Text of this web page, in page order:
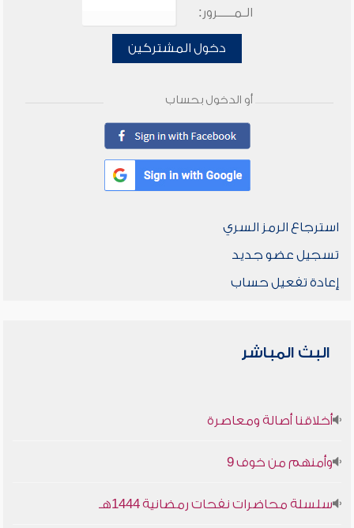
الـمـــــرور:
دخول المشتركين
أو الدخول بحساب
استرجاع الرمز السري
تسجيل عضو جديد
إعادة تفعيل حساب
البث المباشر
أخلاقنا أصالة ومعاصرة
وأمنهم من خوف 9
سلسلة محاضرات نفحات رمضانية 1444هـ